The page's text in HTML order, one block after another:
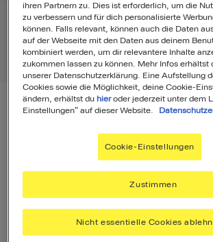
Rezepte 5
Rezepte5
Filter
ihren Partnern zu. Dies ist erforderlich, um die
zu verbessern und für dich personalisierte
können. Falls relevant, können auch die Daten
auf der Webseite mit den Daten aus deinem
kombiniert werden, um dir relevantere Inhalte
zukommen lassen zu können. Mehr Infos erhältst
unserer Datenschutzerklärung. Eine Aufstellung
Cookies sowie die Möglichkeit, deine Cookie-
ändern, erhältst du hieroder jederzeit unter dem
Einstellungen" auf dieser Website.
Cookie-Einstellungen
Nicht essentielle Cookies
Zustimmen